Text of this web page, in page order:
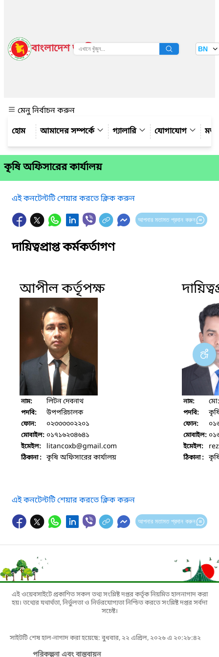
বাংলাদেশ জাতীয় তথ্য বাতায়ন BN
মেনু নির্বাচন করুন
আমাদের সম্পর্কে
গ্যালারি যোগাযোগ
কৃষি অফিসারের কার্যালয়
এই কনটেন্টটি শেয়ার করতে ক্লিক করুন
আপনার মতামত প্রদান করুন
দায়িত্বপ্রাপ্ত কর্মকর্তাগণ
আপীল কর্তৃপক্ষ
নাম: লিটন দেবনাথ
পদবি: উপপরিচালক
ফোন: ০২৩৩৩৩০২২০১
মোবাইল: ০১৭১৬২৩৪৬৪১
ইমেইল: litancoxb@gmail.com
ঠিকানা : কৃষি অফিসারের কার্যালয়
নাম:
পদবি:
ফোন:
মোবাইল:
ইমেইল:
ঠিকানা :
এই কনটেন্টটি শেয়ার করতে ক্লিক করুন
আপনার মতামত প্রদান করুন
এই ওয়েবসাইটে প্রকাশিত সকল তথ্য সংশ্লিষ্ট দপ্তর কর্তৃক নিয়মিত হালনাগাদ করা
হয়। তথ্যের যথার্থতা, নির্ভুলতা ও নির্ভরযোগ্যতা নিশ্চিত করতে সংশ্লিষ্ট দপ্তর সর্বদা
সচেষ্ট।
সাইটটি শেষ হাল-নাগাদ করা হয়েছে: বুধবার, ২২ এপ্রিল, ২০২৬ এ ২০:২৮:৪২
পরিকল্পনা এবং বাস্তবায়ন